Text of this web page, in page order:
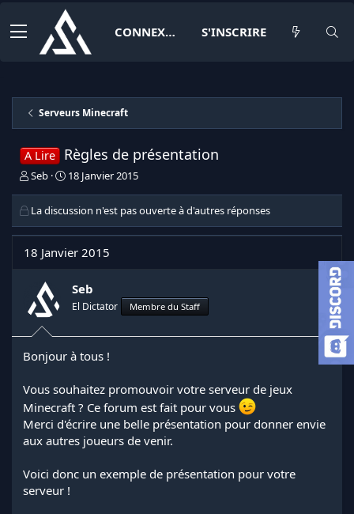
CONNEXION S'INSCRIRE
Serveurs Minecraft
A Lire Règles de présentation
I
t
i
a
t
r
d
e
a
i
s
c
u
s
i
o
Seb
D
e
d
d
b
u
18 Janvier 2015
La discussion n'est pas ouverte à d'autres réponses
18 Janvier 2015
Seb
El Dictator Membre du Staff
Bonjour à tous !
Vous souhaitez promouvoir votre serveur de jeux
Minecraft ? Ce forum est fait pour vous
Merci d'écrire une belle présentation pour donner envie
aux autres joueurs de venir.
Voici donc un exemple de présentation pour votre
serveur !